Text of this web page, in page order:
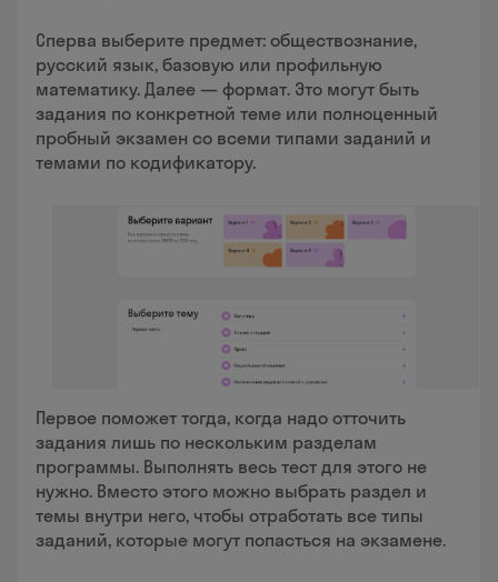
Сперва выберите предмет: обществознание,
русский язык, базовую или профильную
математику. Далее — формат. Это могут быть
задания по конкретной теме или полноценный
пробный экзамен со всеми типами заданий и
темами по кодификатору.
Первое поможет тогда, когда надо отточить
задания лишь по нескольким разделам
программы. Выполнять весь тест для этого не
нужно. Вместо этого можно выбрать раздел и
темы внутри него, чтобы отработать все типы
заданий, которые могут попасться на экзамене.